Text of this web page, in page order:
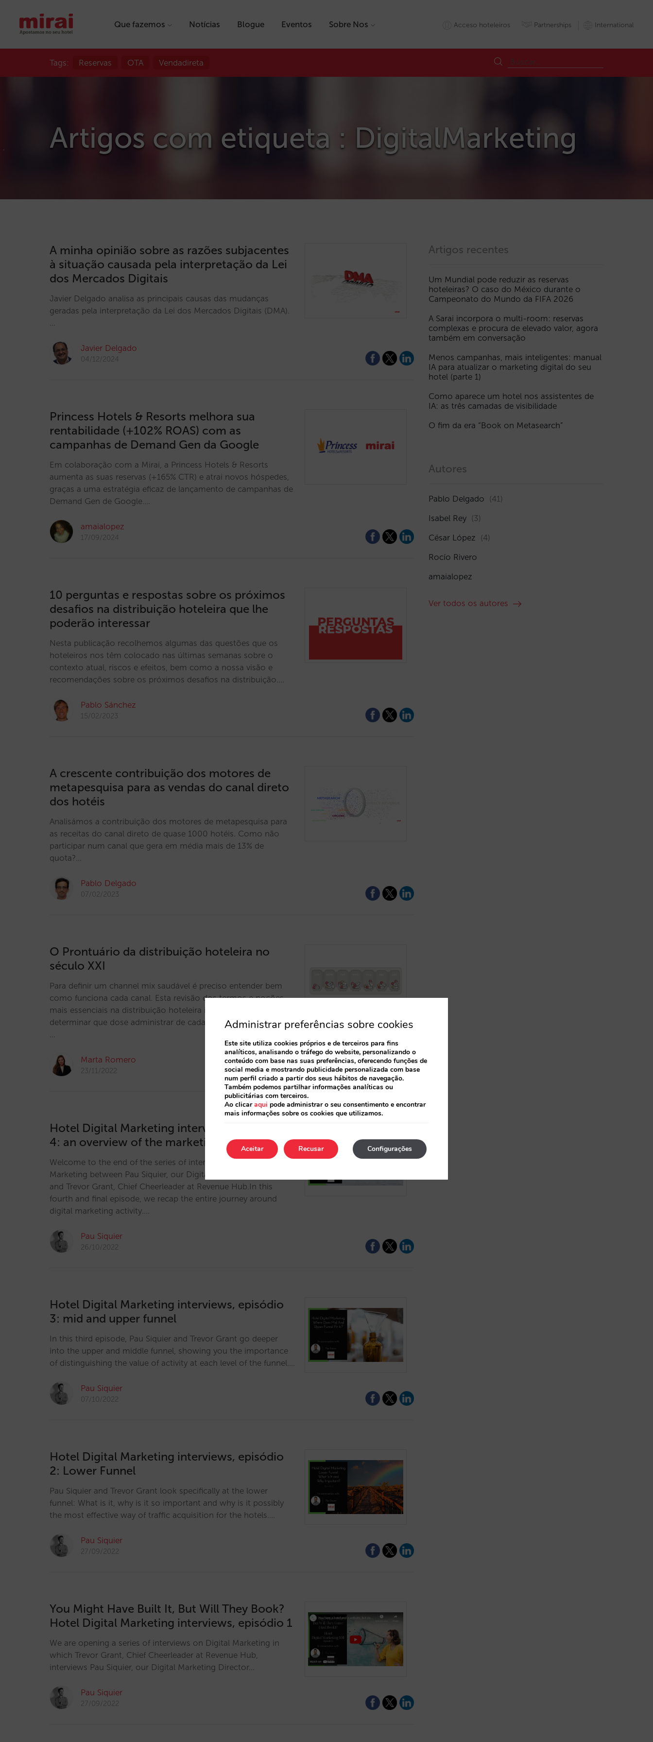
Que fazemos Notícias Blogue Eventos Sobre Nos Acceso hoteleiros Partnerships International
Tags: Reservas OTA Vendadireta
Artigos com etiqueta : DigitalMarketing
A minha opinião sobre as razões subjacentes
à situação causada pela interpretação da Lei
dos Mercados Digitais
Javier Delgado analisa as principais causas das mudanças
geradas pela interpretação da Lei dos Mercados Digitais (DMA).
…
Javier Delgado
04/12/2024
Princess Hotels & Resorts melhora sua
rentabilidade (+102% ROAS) com as
campanhas de Demand Gen da Google
Em colaboração com a Mirai, a Princess Hotels & Resorts
aumenta as suas reservas (+165% CTR) e atrai novos hóspedes,
graças a uma estratégia eficaz de lançamento de campanhas de
Demand Gen de Google.…
amaialopez
17/09/2024
10 perguntas e respostas sobre os próximos
desafios na distribuição hoteleira que lhe
poderão interessar
Nesta publicação recolhemos algumas das questões que os
hoteleiros nos têm colocado nas últimas semanas sobre o
contexto atual, riscos e efeitos, bem como a nossa visão e
recomendações sobre os próximos desafios na distribuição.…
Pablo Sánchez
15/02/2023
A crescente contribuição dos motores de
metapesquisa para as vendas do canal direto
dos hotéis
Analisámos a contribuição dos motores de metapesquisa para
as receitas do canal direto de quase 1000 hotéis. Como não
participar num canal que gera em média mais de 13% de
quota?…
Pablo Delgado
07/02/2023
O Prontuário da distribuição hoteleira no
século XXI
Para definir um channel mix saudável é preciso entender bem
como funciona cada canal. Esta revisão dos termos e noções
mais essenciais na distribuição hoteleira irá ajudá-lo a
determinar que dose administrar de cada um na sua estratégia.
…
Marta Romero
23/11/2022
Hotel Digital Marketing interviews, episódio
4: an overview of the marketing funnel
Welcome to the end of the series of interviews on #Digital
Marketing between Pau Siquier, our Digital Marketing Director
and Trevor Grant, Chief Cheerleader at Revenue Hub.In this
fourth and final episode, we recap the entire journey around
digital marketing activity.…
Pau Siquier
26/10/2022
Hotel Digital Marketing interviews, episódio
3: mid and upper funnel
In this third episode, Pau Siquier and Trevor Grant go deeper
into the upper and middle funnel, showing you the importance
of distinguishing the value of activity at each level of the funnel.…
Pau Siquier
07/10/2022
Hotel Digital Marketing interviews, episódio
2: Lower Funnel
Pau Siquier and Trevor Grant look specifically at the lower
funnel: What is it, why is it so important and why is it possibly
the most effective way of traffic acquisition for the hotels.…
Pau Siquier
27/09/2022
You Might Have Built It, But Will They Book?
Hotel Digital Marketing interviews, episódio 1
We are opening a series of interviews on Digital Marketing in
which Trevor Grant, Chief Cheerleader at Revenue Hub,
interviews Pau Siquier, our Digital Marketing Director…
Pau Siquier
27/09/2022
Artigos recentes
Um Mundial pode reduzir as reservas
hoteleiras? O caso do México durante o
Campeonato do Mundo da FIFA 2026
A Sarai incorpora o multi-room: reservas
complexas e procura de elevado valor, agora
também em conversação
Menos campanhas, mais inteligentes: manual
IA para atualizar o marketing digital do seu
hotel (parte 1)
Como aparece um hotel nos assistentes de
IA: as três camadas de visibilidade
O fim da era “Book on Metasearch”
Autores
Pablo Delgado (41)
Isabel Rey (3)
César López (4)
Rocío Rivero
amaialopez
Ver todos os autores
Administrar preferências sobre cookies
Este site utiliza cookies próprios e de terceiros para fins
analíticos, analisando o tráfego do website, personalizando o
conteúdo com base nas suas preferências, oferecendo funções de
social media e mostrando publicidade personalizada com base
num perfil criado a partir dos seus hábitos de navegação.
Também podemos partilhar informações analíticas ou
publicitárias com terceiros.
Ao clicaraqui pode administrar o seu consentimento e encontrar
mais informações sobre os cookies que utilizamos.
Aceitar Configurações
Recusar